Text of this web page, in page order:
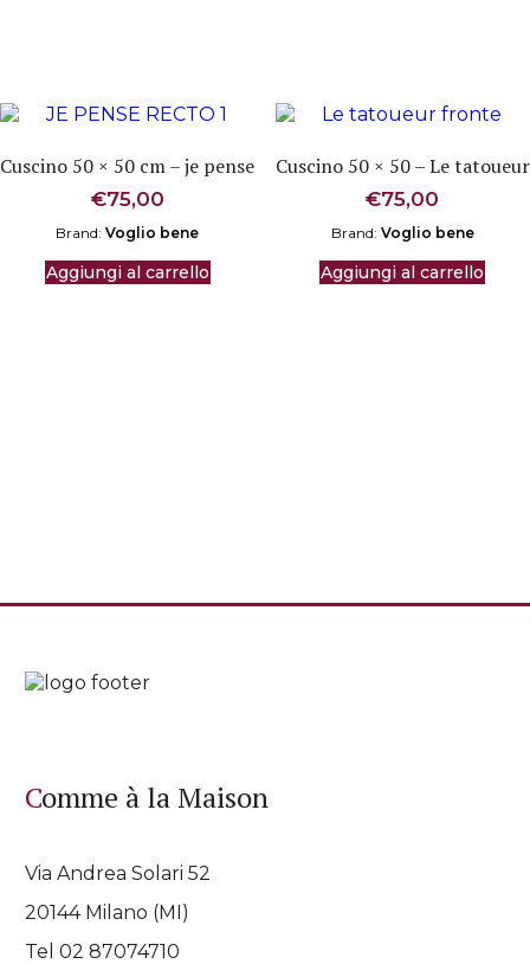
Cuscino 50 × 50 cm – je pense
€75,00
Brand:Voglio bene
Aggiungi al carrello
Cuscino 50 × 50 – Le tatoueur
€75,00
Brand: Voglio bene
Aggiungi al carrello
Comme à la Maison
Via Andrea Solari 52
20144 Milano (MI)
Tel 02 87074710